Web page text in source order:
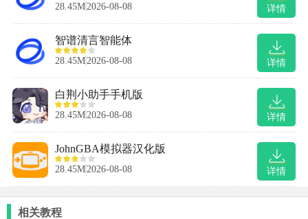
详情
28.45M 2026-08-08
详情
智谱清言智能体
28.45M 2026-08-08
详情
白荆小助手手机版
28.45M 2026-08-08
详情
JohnGBA模拟器汉化版
28.45M 2026-08-08
相关教程